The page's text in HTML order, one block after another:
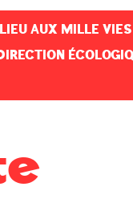
LIEU AUX MILLE VIES